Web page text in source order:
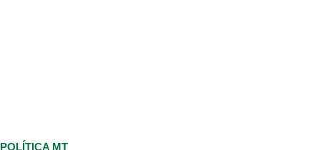
POLÍTICA MT